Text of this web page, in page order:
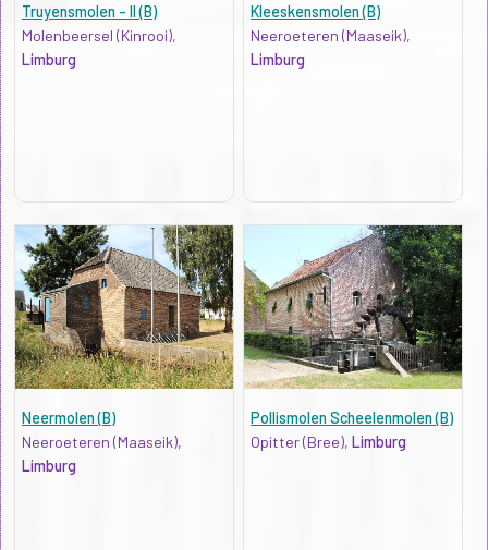
Truyensmolen - II (B)
Molenbeersel (Kinrooi),
Limburg
Kleeskensmolen (B)
Neeroeteren (Maaseik),
Limburg
Neermolen (B)
Neeroeteren (Maaseik),
Limburg
Pollismolen Scheelenmolen (B)
Opitter (Bree),Limburg